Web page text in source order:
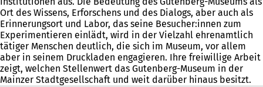
Ort des Wissens, Erforschens und des Dialogs, aber auch als
Erinnerungsort und Labor, das seine Besucher:innen zum
Experimentieren einlädt, wird in der Vielzahl ehrenamtlich
tätiger Menschen deutlich, die sich im Museum, vor allem
aber in seinem Druckladen engagieren. Ihre freiwillige Arbeit
zeigt, welchen Stellenwert das Gutenberg-Museum in der
Mainzer Stadtgesellschaft und weit darüber hinaus besitzt.